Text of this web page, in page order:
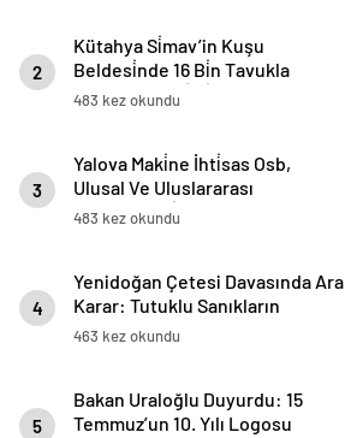
2
Kütahya Si̇mav’in Kuşu
Beldesi̇nde 16 Bi̇n Tavukla
Yumurta Üreti̇mi̇ Başladı
483 kez okundu
3
Yalova Maki̇ne İhti̇sas Osb,
Ulusal Ve Uluslararası
Projelerdeki̇ Başarılarıyla Öne
483 kez okundu
4
Yenidoğan Çetesi Davasında Ara
Karar: Tutuklu Sanıkların
Mevcut Hallerinin Devamına
463 kez okundu
5
Bakan Uraloğlu Duyurdu: 15
Temmuz’un 10. Yılı Logosu